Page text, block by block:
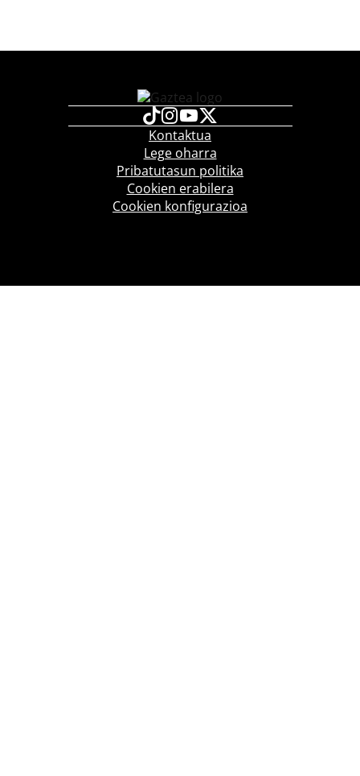
Kontaktua
Lege oharra
Pribatutasun politika
Cookien erabilera
Cookien konfigurazioa